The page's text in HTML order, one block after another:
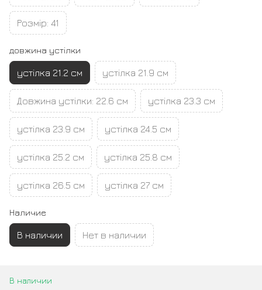
Розмір: 41
довжина устілки
устілка 21.2 см устілка 21.9 см
Довжина устілки: 22.6 см устілка 23.3 см
устілка 23.9 см устілка 24.5 см
устілка 25.2 см устілка 25.8 см
устілка 26.5 см устілка 27 см
Наличие
В наличии Нет в наличии
В наличии